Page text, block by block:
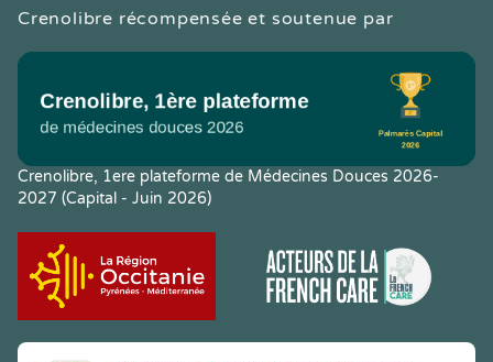
Crenolibre récompensée et soutenue par
Crenolibre, 1ere plateforme de Médecines Douces 2026-
2027 (Capital - Juin 2026)